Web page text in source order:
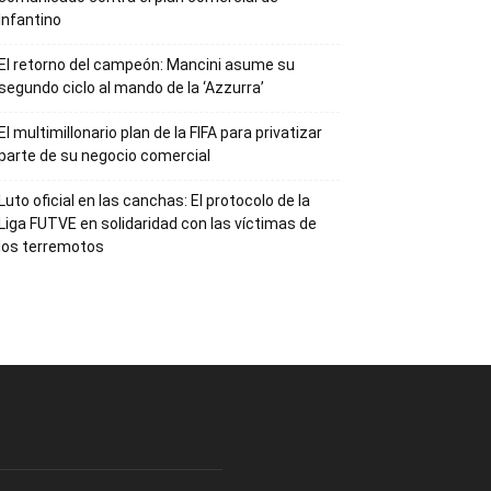
Infantino
El retorno del campeón: Mancini asume su
ciclo al mando de la ‘Azzurra’
El multimillonario plan de la FIFA para privatizar
de su negocio comercial
Luto oficial en las canchas: El protocolo de la
Liga FUTVE en solidaridad con las víctimas de
los terremotos